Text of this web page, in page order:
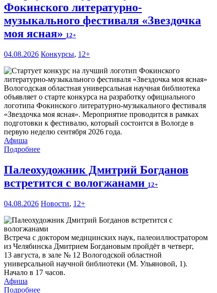
Фокинского литературно-
музыкального фестиваля «Звездочка
моя ясная» 12+
04.08.2026 Конкурсы, 12+
Вологодская областная универсальная научная библиотека
объявляет о старте конкурса на разработку официального
логотипа Фокинского литературно-музыкального фестиваля
«Звездочка моя ясная». Мероприятие проводится в рамках
подготовки к фестивалю, который состоится в Вологде в
первую неделю сентября 2026 года.
Афиша
Подробнее
Палеохудожник Дмитрий Богданов
встретится с вологжанами 12+
04.08.2026 Новости, 12+
Встреча с доктором медицинских наук, палеоиллюстратором
из Челябинска Дмитрием Богдановым пройдёт в четверг,
13 августа, в зале № 12 Вологодской областной
универсальной научной библиотеки (М. Ульяновой, 1).
Начало в 17 часов.
Афиша
Подробнее